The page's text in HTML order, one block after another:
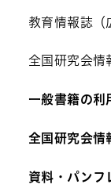
教育情報誌（
全国研究会情
一般書籍の利
全国研究会情
資料・パンフ